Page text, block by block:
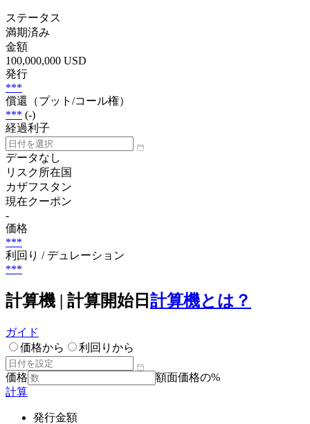
ステータス
満期済み
金額
100,000,000 USD
発行
***
償還（プット/コール権）
*** (-)
経過利子
データなし
リスク所在国
カザフスタン
現在クーポン
-
価格
***
利回り / デュレーション
***
計算機 | 計算開始日 計算機とは？
ガイド
価格から
利回りから
価格
額面価格の%
計算
発行金額